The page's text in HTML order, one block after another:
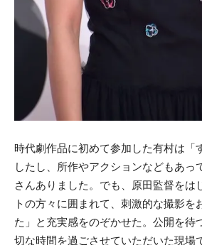
時代劇作品に初めて参加した有村は「
したし、所作やアクションなどもあっ
さんありました。でも、原田監督をは
トの方々に囲まれて、刺激的な撮影を
た」と充実感をのぞかせた。公開を待
切な時間を過ごさせていただいた現場